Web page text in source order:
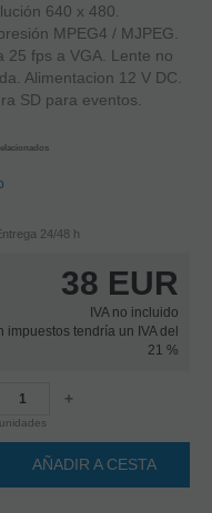
640 x 480.
MPEG4 / MJPEG.
25 fps a VGA. Lente no
Alimentacion 12 V DC.
SD para eventos.
24/48 h
38 EUR
IVA no incluido
impuestos tendría un IVA del
21 %
unidades
+
AÑADIR A CESTA